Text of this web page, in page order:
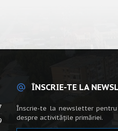
ÎNSCRIE-TE LA
Înscrie-te la newsletter
despre activitățile primăriei.